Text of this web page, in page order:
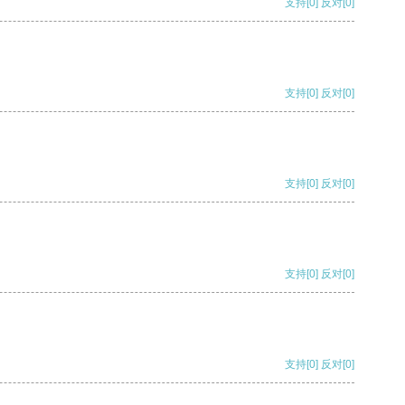
支持 [0] 反对 [0]
支持[0] 反对[0]
支持[0] 反对[0]
支持[0] 反对[0]
支持[0] 反对[0]